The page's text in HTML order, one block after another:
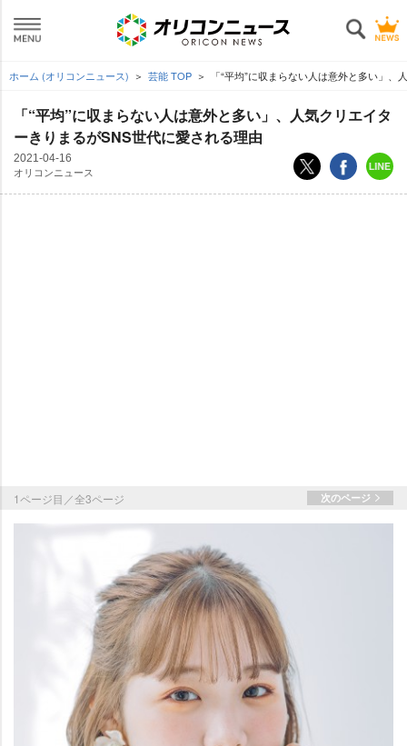
ホーム (オリコンニュース) 芸能 TOP 「“平均”に収まらない人は意外と多い」
「“平均”に収まらない人は意外と多い」、人気クリエイタ
ーきりまるがSNS世代に愛される理由
2021-04-16
オリコンニュース
1ページ目／全3ページ 次のページ